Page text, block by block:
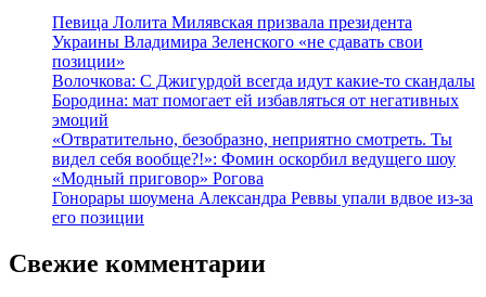
Певица Лолита Милявская призвала президента
Украины Владимира Зеленского «не сдавать свои
позиции»
Волочкова: С Джигурдой всегда идут какие-то скандалы
Бородина: мат помогает ей избавляться от негативных
эмоций
«Отвратительно, безобразно, неприятно смотреть. Ты
видел себя вообще?!»: Фомин оскорбил ведущего шоу
«Модный приговор» Рогова
Гонорары шоумена Александра Реввы упали вдвое из-за
его позиции
Свежие комментарии